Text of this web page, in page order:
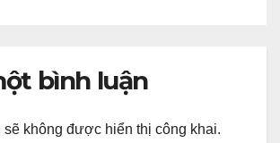
bình luận
sẽ không được hiển thị công khai.